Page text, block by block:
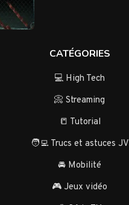
CATÉGORIES
💻 High Tech
📀 Streaming
📒 Tutorial
🧑‍💻 Trucs et astuces JV
🚘 Mobilité
🎮 Jeux vidéo